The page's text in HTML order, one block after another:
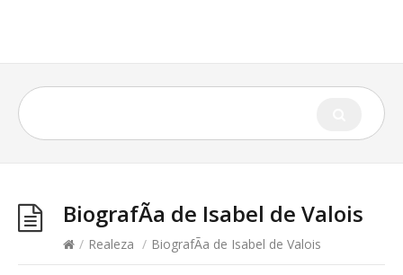
BiografÃ­a de Isabel de Valois
/ Realeza / BiografÃ­a de Isabel de Valois